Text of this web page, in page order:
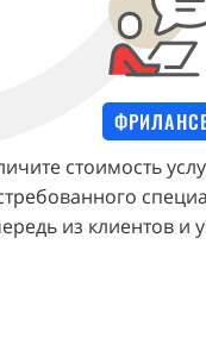
стоимость
из клиентов и